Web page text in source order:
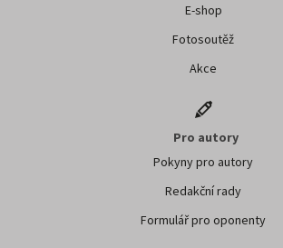
E-shop
Fotosoutěž
Akce
Pro autory
Pokyny pro autory
Redakční rady
Formulář pro oponenty